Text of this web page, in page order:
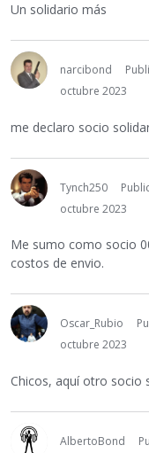
Un solidario más
narcibond
octubre 2023
me declaro socio
Tynch250
octubre 2023
Me sumo como socio
costos de envio.
Oscar_Rubio
octubre 2023
Chicos, aquí otro socio
AlbertoBond